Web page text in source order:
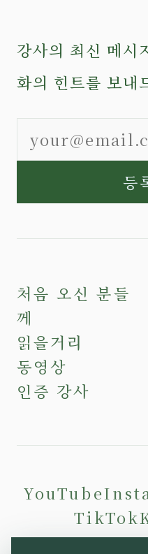
강사의 최신 메시
화의 힌트를 보내
등
처음 오신 분들
께
읽을거리
동영상
인증 강사
YouTube
TikTok